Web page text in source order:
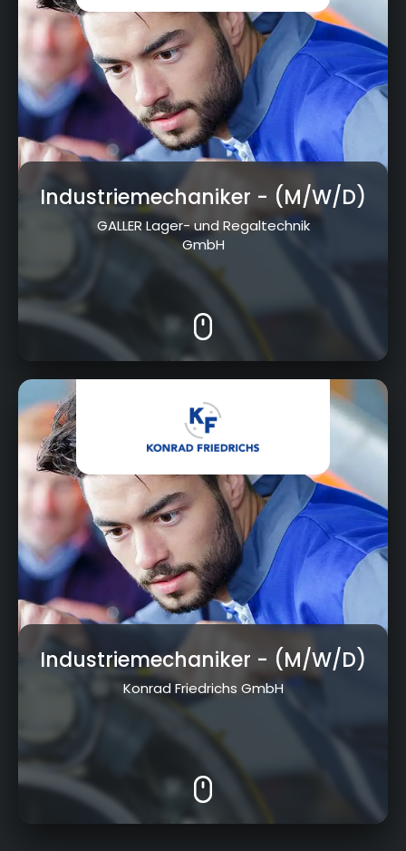
Industriemechaniker - (M/W/D)
GALLER Lager- und Regaltechnik
GmbH
Industriemechaniker - (M/W/D)
Konrad Friedrichs GmbH